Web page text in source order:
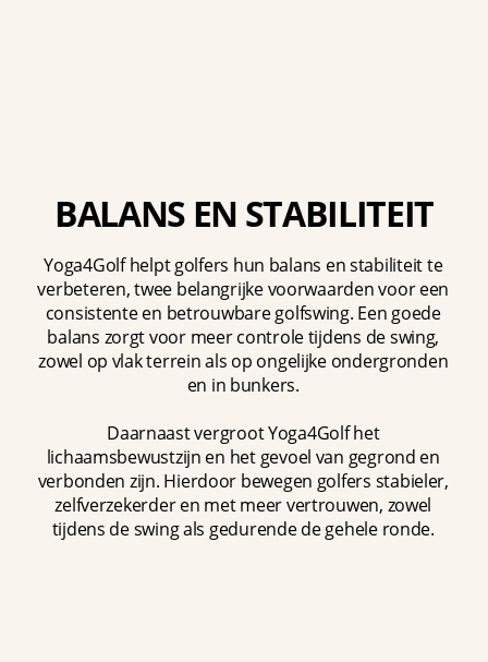
BALANS EN STABILITEIT
Yoga4Golf helpt golfers hun balans en stabiliteit te
verbeteren, twee belangrijke voorwaarden voor een
consistente en betrouwbare golfswing. Een goede
balans zorgt voor meer controle tijdens de swing,
zowel op vlak terrein als op ongelijke ondergronden
en in bunkers.
Daarnaast vergroot Yoga4Golf het
lichaamsbewustzijn en het gevoel van gegrond en
verbonden zijn. Hierdoor bewegen golfers stabieler,
zelfverzekerder en met meer vertrouwen, zowel
tijdens de swing als gedurende de gehele ronde.